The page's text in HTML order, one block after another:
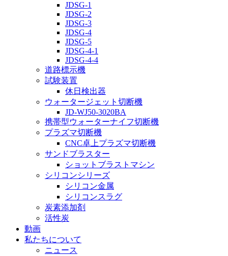
JDSG-1
JDSG-2
JDSG-3
JDSG-4
JDSG-5
JDSG-4-1
JDSG-4-4
道路標示機
試験装置
休日検出器
ウォータージェット切断機
JD-WJ50-3020BA
携帯型ウォーターナイフ切断機
プラズマ切断機
CNC卓上プラズマ切断機
サンドブラスター
ショットブラストマシン
シリコンシリーズ
シリコン金属
シリコンスラグ
炭素添加剤
活性炭
動画
私たちについて
ニュース